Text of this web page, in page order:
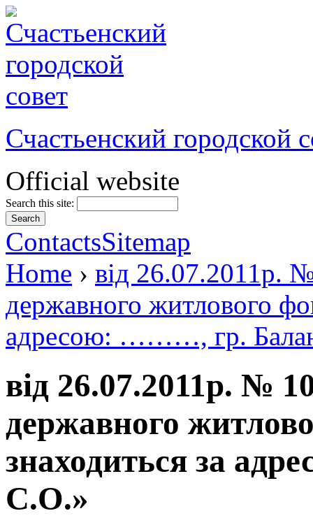
Счастьенский городской
Official website
Search this site:
ContactsSitemap
Home › від 26.07.2011р.
державного житлового
адресою: ………, гр.
від 26.07.2011р. №
державного
знаходиться за
С.О.»